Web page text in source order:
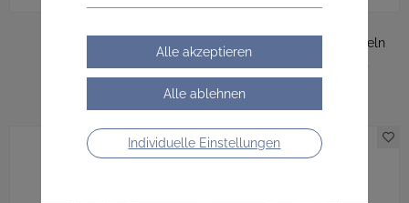
Unterstützung.
Haut-Haare-Nägel Kapseln
Individuelle Einstellungen